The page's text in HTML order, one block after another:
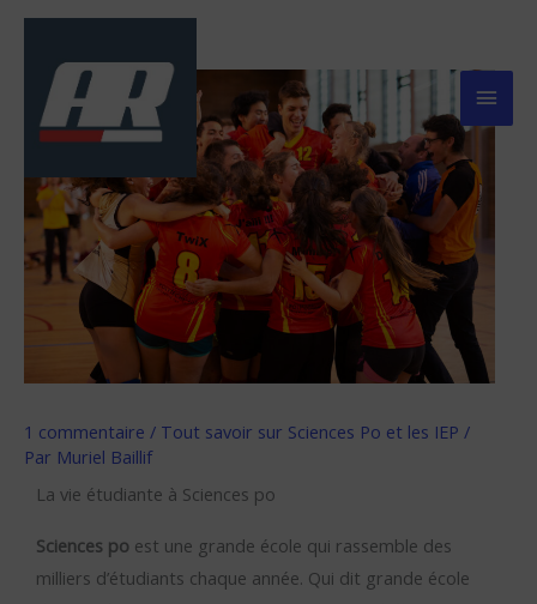
Aller
contenu
1 commentaire / Tout savoir sur Sciences Po et les IEP /
Par Muriel Baillif
La vie étudiante à Sciences po
Sciences po est une grande école qui rassemble des
milliers d’étudiants chaque année. Qui dit grande école